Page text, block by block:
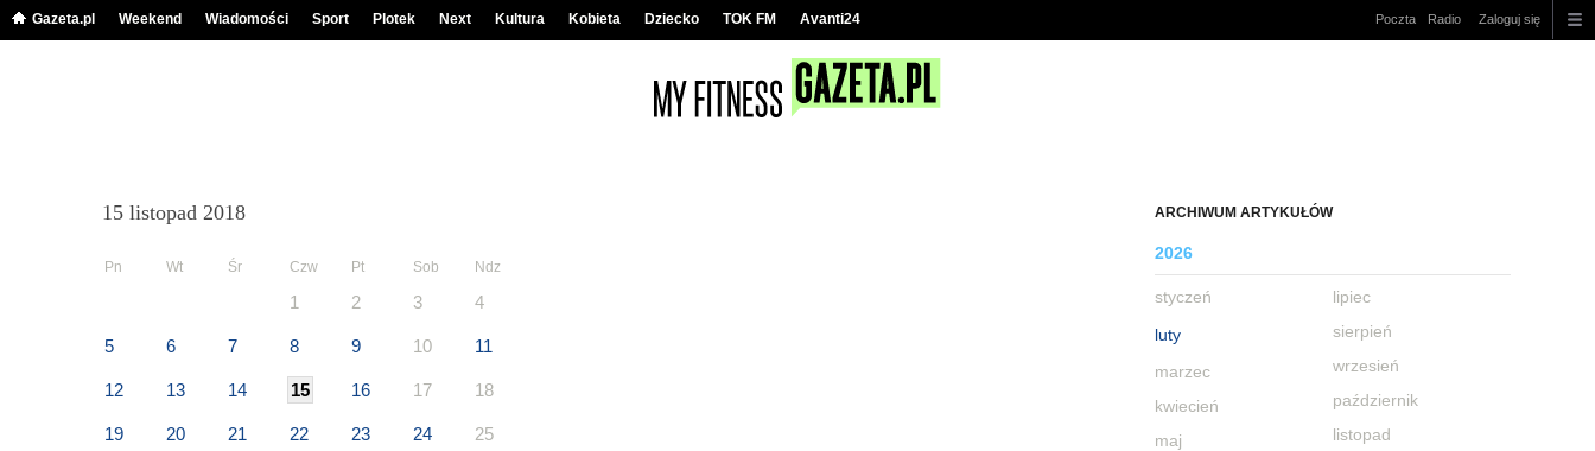
Gazeta.pl Weekend Wiadomości Sport Plotek Next Kultura Kobieta Dziecko TOK FM Avanti24 Poczta Radio Zaloguj się
ARCHIWUM ARTYKUŁÓW
2026
styczeń
luty
marzec
kwiecień
maj
lipiec
sierpień
wrzesień
październik
listopad
15 listopad 2018
Pn Wt Śr Czw Pt Sob Ndz
1 2 3 4
5 6 7 8 9 10 11
12 13 14 15 16 17 18
19 20 21 22 23 24 25